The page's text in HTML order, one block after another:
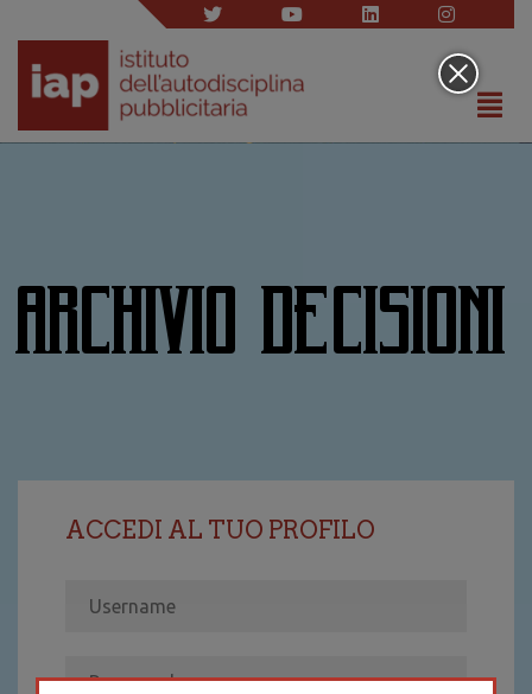
ARCHIVIO DECISIONI
ACCEDI AL TUO PROFILO